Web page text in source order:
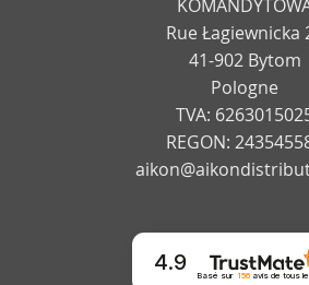
Rue Łagiewnicka
41-902 Bytom
Pologne
TVA:
REGON:
4.9
Basé sur 156avis de tous